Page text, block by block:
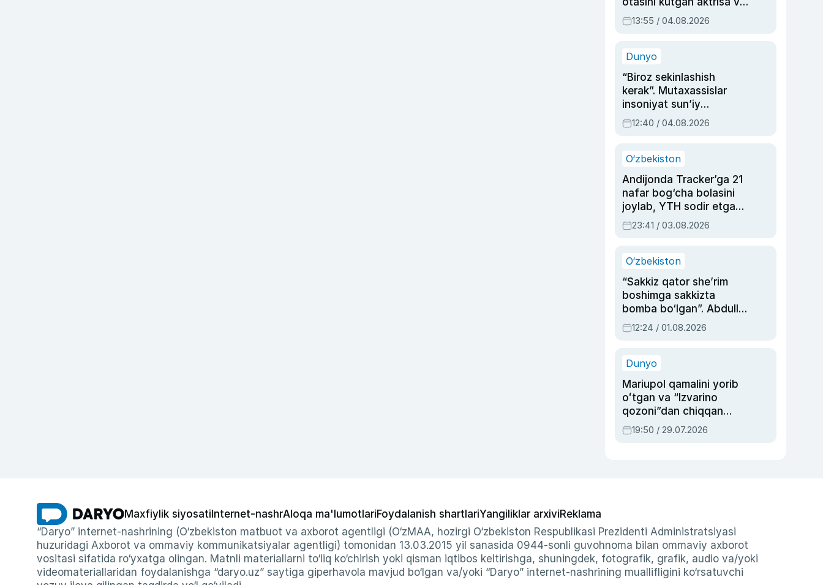
dublyaj ustasi Rimma
Ahmedovaning
13:55 / 04.08.2026
Dunyo
“Biroz sekinlashish
kerak”. Mutaxassislar
insoniyat sun’iy
intellektni boshqara
olmay qolishidan xavotir
12:40 / 04.08.2026
O‘zbekiston
Andijonda Tracker’ga 21
nafar bog‘cha bolasini
joylab, YTH sodir etgan
ayolga sud hukmi o‘qildi
23:41 / 03.08.2026
O‘zbekiston
“Sakkiz qator she’rim
boshimga sakkizta
bomba bo‘lgan”. Abdulla
Oripovni siyosiy
ayblovlardan asrab
12:24 / 01.08.2026
Dunyo
Mariupol qamalini yorib
oʻtgan va “Izvarino
qozoni”dan chiqqan
qahramon — Ukraina
armiyasi bosh
19:50 / 29.07.2026
Maxfiylik siyosati Internet-nashrAloqa ma'lumotlariFoydalanish shartlariYangiliklar arxiviReklama
“Daryo” internet-nashrining (O‘zbekiston matbuot va axborot agentligi (O‘zMAA, hozirgi O‘zbekiston Respublikasi Prezidenti Administratsiyasi
huzuridagi Axborot va ommaviy kommunikatsiyalar agentligi) tomonidan 13.03.2015 yil sanasida 0944-sonli guvohnoma bilan ommaviy axborot
vositasi sifatida ro‘yxatga olingan. Matnli materiallarni to‘liq ko‘chirish yoki qisman iqtibos keltirishga, shuningdek, fotografik, grafik, audio va/yoki
videomateriallaridan foydalanishga “daryo.uz” saytiga giperhavola mavjud bo‘lgan va/yoki “Daryo” internet-nashrining muallifligini ko‘rsatuvchi